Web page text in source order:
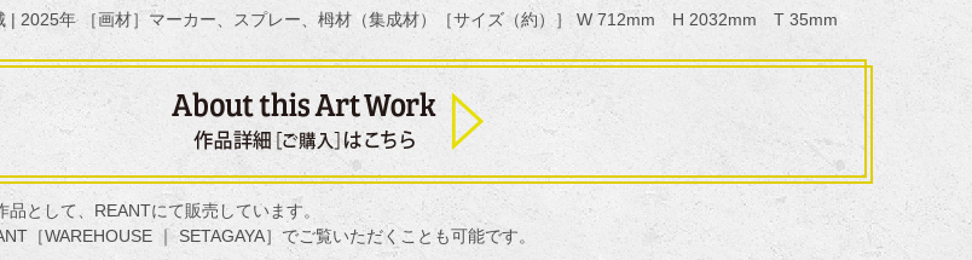
| 2025年 ［画材］マーカー、スプレー、栂材（集成材）［サイズ（約）］ W 712mm H 2032mm T 35mm
品として、REANTにて販売しています。
［WAREHOUSE ｜ SETAGAYA］でご覧いただくことも可能です。